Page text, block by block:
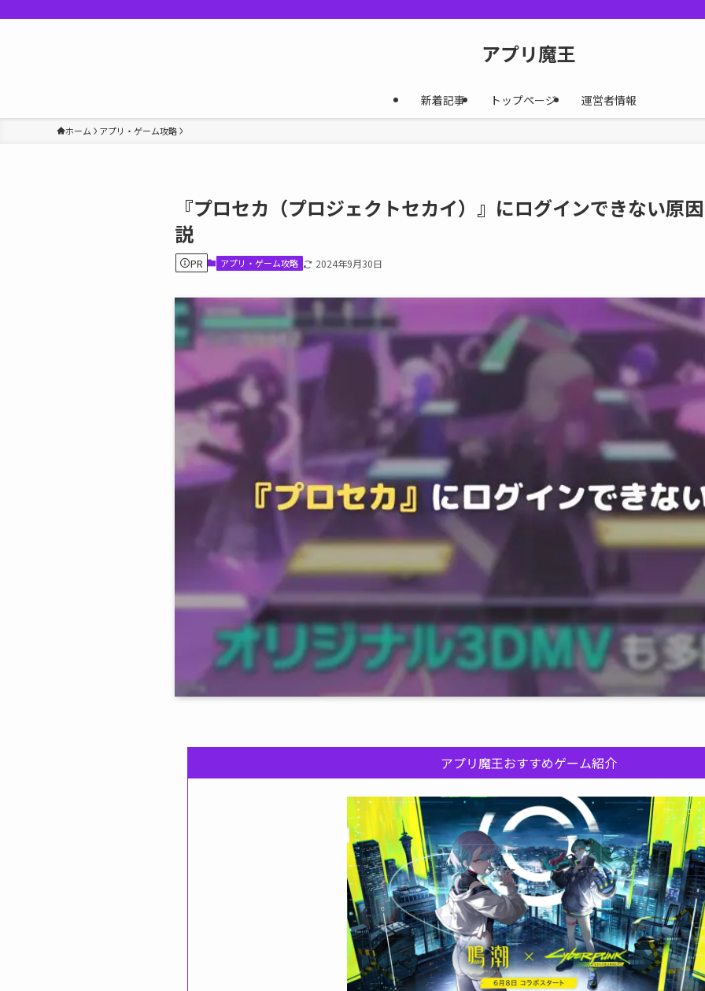
アプリ魔王
新着記事 トップページ 運営者情報
ホーム アプリ・ゲーム攻略
『プロセカ（プロジェクトセカイ）』にログインできない原
説
PR アプリ・ゲーム攻略 2024年9月30日
アプリ魔王おすすめゲーム紹介